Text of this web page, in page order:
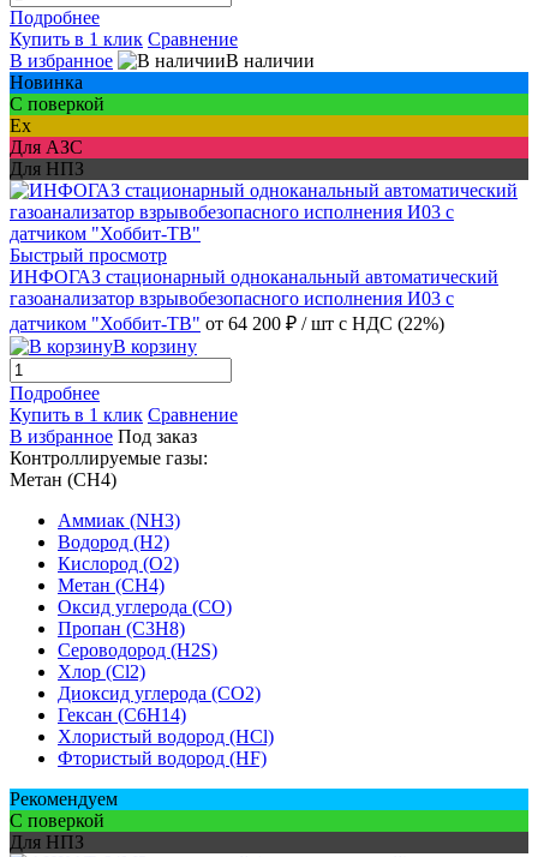
Подробнее
Купить в 1 клик Сравнение
В избранное
В наличии
Новинка
С поверкой
Ex
Для АЗС
Для НПЗ
Быстрый просмотр
ИНФОГАЗ стационарный одноканальный автоматический
газоанализатор взрывобезопасного исполнения И03 с
датчиком "Хоббит-ТВ" от 64 200 ₽ / шт с НДС (22%)
В корзину
Подробнее
Купить в 1 клик Сравнение
В избранное Под заказ
Контроллируемые газы:
Метан (CH4)
Аммиак (NH3)
Водород (H2)
Кислород (O2)
Метан (CH4)
Оксид углерода (CO)
Пропан (C3H8)
Сероводород (H2S)
Хлор (Cl2)
Диоксид углерода (CO2)
Гексан (C6H14)
Хлористый водород (HCl)
Фтористый водород (HF)
Рекомендуем
С поверкой
Для НПЗ